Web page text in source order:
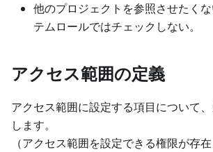
他のプロジェクトを参照させたく
テムロールではチェックしない。
アクセス範囲の定義
アクセス範囲に設定する項目について
します。
（アクセス範囲を設定できる権限が存